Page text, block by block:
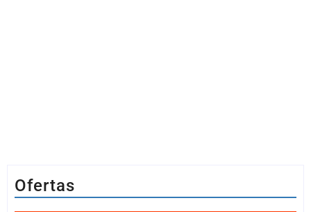
Ofertas